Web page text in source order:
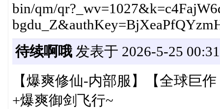
bin/qm/
待续啊哦发表于 2026-5-25
【爆爽修仙-内部服】【全球巨
+爆爽御剑飞行~